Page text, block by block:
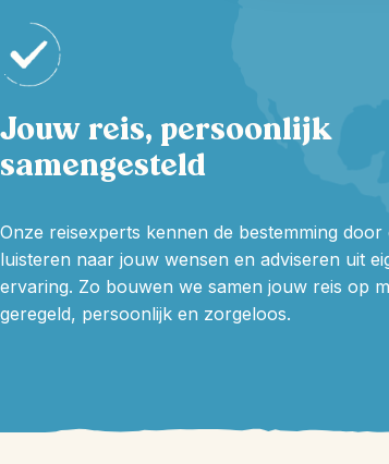
Jouw reis, persoonlijk
samengesteld
Onze reisexperts kennen de bestemming door
luisteren naar jouw wensen en adviseren uit
ervaring. Zo bouwen we samen jouw reis op
geregeld, persoonlijk en zorgeloos.